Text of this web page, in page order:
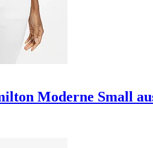
Moderne Small